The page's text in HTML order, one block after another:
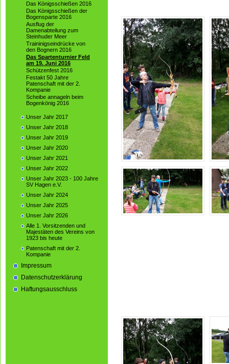
Das Königsschießen 2016
Das Königsschießen der
Bogensparte 2016
Ausflug der
Damenabteilung zum
Steinhuder Meer
Traininigseindrücke von
den Bognern 2016
Das Spartenturnier Feld
am 19. Juni 2016
Schützenfest 2016
Festakt 50 Jahre
Patenschaft mit der 2.
Kompanie
Scheibe annageln beim
Bogenkönig 2016
Unser Jahr 2017
Unser Jahr 2018
Unser Jahr 2019
Unser Jahr 2020
Unser Jahr 2021
Unser Jahr 2022
Unser Jahr 2023 - 100 Jahre
SV Hagen e.V.
Unser Jahr 2024
Unser Jahr 2025
Unser Jahr 2026
Alle 1. Vorsitzenden und
Majestäten des Vereins von
1923 bis heute
Patenschaft mit der 2.
Kompanie
Impressum
Datenschutzerklärung
Haftungsausschluss